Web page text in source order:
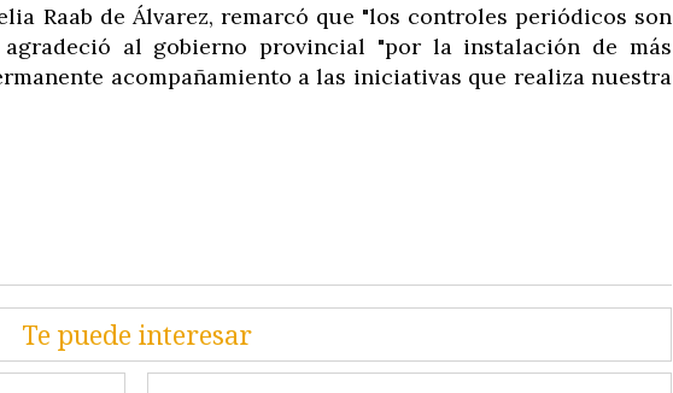
Raab de Álvarez, remarcó que "los controles periódicos son
al gobierno provincial "por la instalación de más
acompañamiento a las iniciativas que realiza nuestra
Te puede interesar